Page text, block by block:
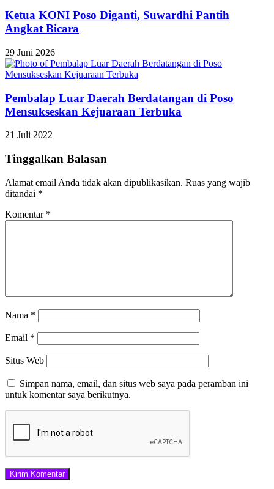
Ketua KONI Poso Diganti, Suwardhi Pantih
Angkat Bicara
29 Juni 2026
Pembalap Luar Daerah Berdatangan di Poso
Mensukseskan Kejuaraan Terbuka
21 Juli 2022
Tinggalkan Balasan
Alamat email Anda tidak akan dipublikasikan. Ruas yang wajib
ditandai *
Komentar *
Nama *
Email *
Situs Web
Simpan nama, email, dan situs web saya pada peramban ini
untuk komentar saya berikutnya.